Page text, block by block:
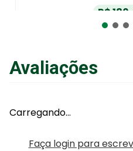
R$180,
R$ 189,
Adicionar
Avaliações
Carregando…
Faça login para